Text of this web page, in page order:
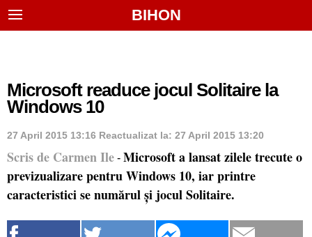
BIHON
Microsoft readuce jocul Solitaire la
Windows 10
27 April 2015 13:16 Reactualizat la: 27 April 2015 13:20
Scris de Carmen Ile - Microsoft a lansat zilele trecute o
previzualizare pentru Windows 10, iar printre
caracteristici se numărul și jocul Solitaire.